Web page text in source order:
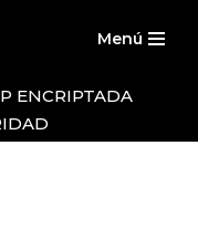
Menú
ENCRIPTADA